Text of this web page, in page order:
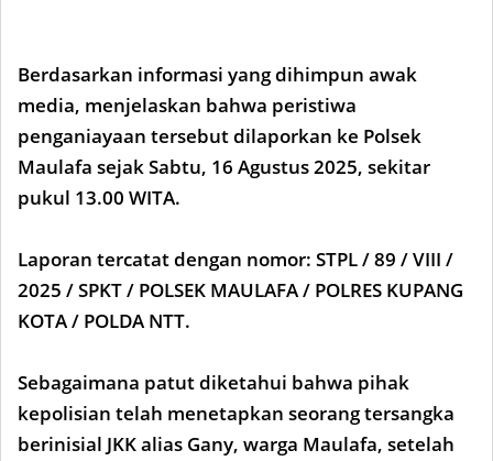
Berdasarkan informasi yang dihimpun awak
media, menjelaskan bahwa peristiwa
penganiayaan tersebut dilaporkan ke Polsek
Maulafa sejak Sabtu, 16 Agustus 2025, sekitar
pukul 13.00 WITA.
Laporan tercatat dengan nomor: STPL / 89 / VIII /
2025 / SPKT / POLSEK MAULAFA / POLRES KUPANG
KOTA / POLDA NTT.
Sebagaimana patut diketahui bahwa pihak
kepolisian telah menetapkan seorang tersangka
berinisial JKK alias Gany, warga Maulafa, setelah